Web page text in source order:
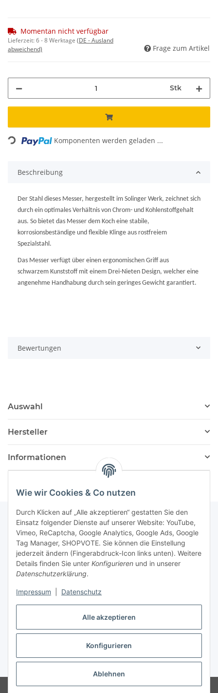
Alle akzeptieren
Konfigurieren
Ablehnen
Wie wir Cookies & Co nutzen
Durch Klicken auf „Alle akzeptieren“ gestatten Sie den
Einsatz folgender Dienste auf unserer Website: YouTube,
Vimeo, ReCaptcha, Google Analytics, Google Ads, Google
Tag Manager, SHOPVOTE. Sie können die Einstellung
jederzeit ändern (Fingerabdruck-Icon links unten). Weitere
Details finden Sie unter Konfigurieren und in unserer
Datenschutzerklärung.
Impressum Datenschutz
Momentan nicht verfügbar
Lieferzeit:6 - 8 Werktage (DE - Ausland
abweichend)
Frage zum Artikel
Stk
Komponenten werden geladen ...
Beschreibung
Der Stahl dieses Messer, hergestellt im Solinger Werk, zeichnet sich
durch ein optimales Verhältnis von Chrom- und Kohlenstoffgehalt
aus. So bietet das Messer dem Koch eine stabile,
korrosionsbeständige und flexible Klinge aus rostfreiem
Spezialstahl.
Das Messer verfügt über einen ergonomischen Griff aus
schwarzem Kunststoff mit einem Drei-Nieten Design, welcher eine
angenehme Handhabung durch sein geringes Gewicht garantiert.
Bewertungen
Auswahl
Hersteller
Informationen
Newsletter Abonnieren
Bitte senden Sie mir entsprechend Ihrer
Datenschutzerklärung
regelmäßig und jederzeit widerruflich
Informationen zu Ihrem Produktsortiment per E-Mail zu.
Abonnieren
Newsletter Abonnieren
Vertrag widerrufen
* Alle Preise inkl. gesetzlicher USt., zzgl.Versand
© Matthias Herlitzius